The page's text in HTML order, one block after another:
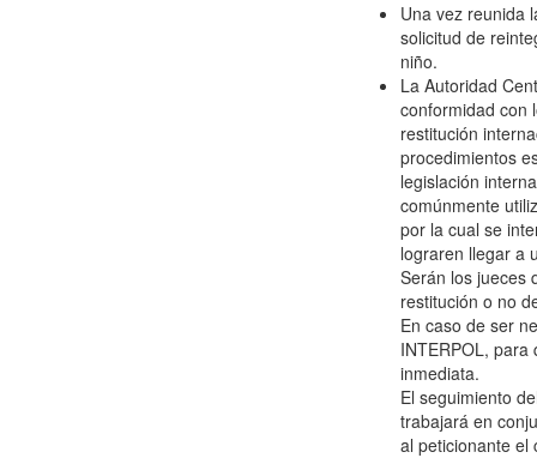
Una vez reunida
solicitud de
niño.
La Autoridad
conformidad con
restitución
procedimientos
legislación
comúnmente
por la cual se
lograren llegar a
Serán los jueces
restitución o no
En caso de ser
INTERPOL,
inmediata.
El seguimiento
trabajará en
al peticionante el